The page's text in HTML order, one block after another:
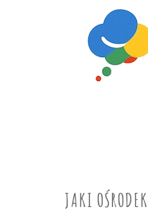
CONTENTJAKI